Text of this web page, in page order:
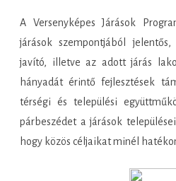
A Versenyképes Járások
járások szempontjából
javító, illetve az adott járás
hányadát érintő fejlesztések
térségi és települési
párbeszédet a járások
hogy közös céljaikat minél